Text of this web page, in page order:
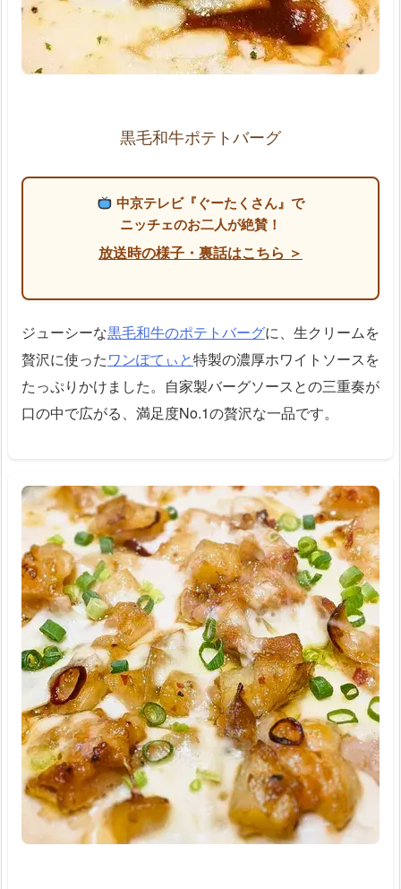
黒毛和牛ポテトバーグ
中京テレビ『ぐーたくさん』で
ニッチェのお二人が絶賛！
放送時の様子・裏話はこちら ＞
ジューシーな黒毛和牛のポテトバーグに、生クリームを
贅沢に使ったワンぽてぃと特製の濃厚ホワイトソースを
たっぷりかけました。自家製バーグソースとの三重奏が
口の中で広がる、満足度No.1の贅沢な一品です。